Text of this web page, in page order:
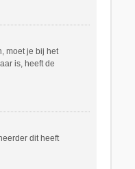
moet je bij het
is, heeft de
dit heeft